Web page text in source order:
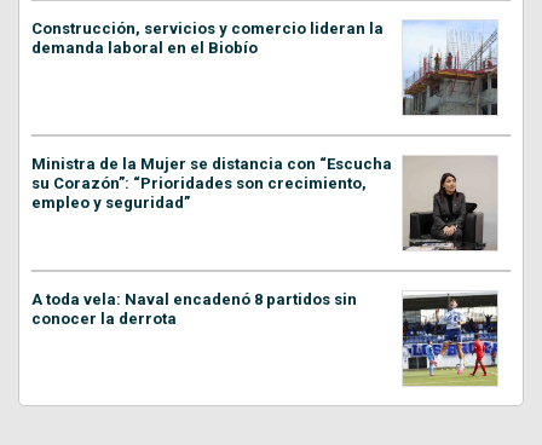
Construcción, servicios y comercio lideran la
demanda laboral en el Biobío
Ministra de la Mujer se distancia con “Escucha
su Corazón”: “Prioridades son crecimiento,
empleo y seguridad”
A toda vela: Naval encadenó 8 partidos sin
conocer la derrota